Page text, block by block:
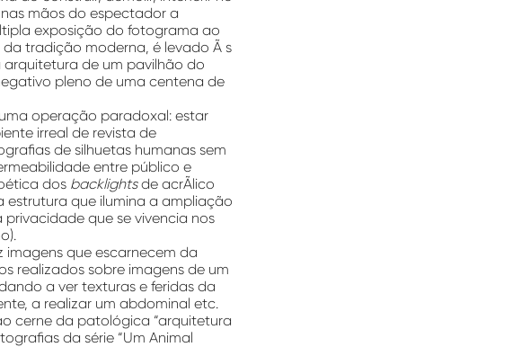
mãos do espectador a
exposição do fotograma ao
da tradição moderna, é levado Ã s
de um pavilhão do
pleno de uma centena de
operação paradoxal: estar
irreal de revista de
de silhuetas humanas sem
entre público e
dos backlightsde acrÃ­lico
estrutura que ilumina a ampliação
que se vivencia nos
imagens que escarnecem da
realizados sobre imagens de um
a ver texturas e feridas da
a realizar um abdominal etc.
cerne da patológica “arquitetura
da série “Um Animal